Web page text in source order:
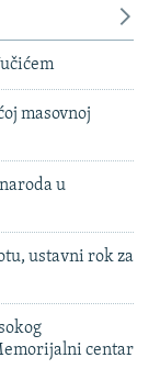
masovnoj
u
ustavni rok za
centar